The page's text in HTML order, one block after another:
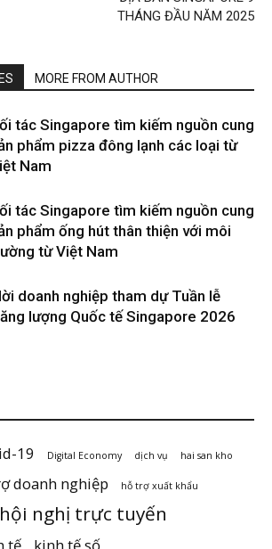
THÁNG ĐẦU NĂM 2025
MORE FROM AUTHOR
tác Singapore tìm kiếm nguồn cung
phẩm pizza đông lạnh các loại từ
Nam
tác Singapore tìm kiếm nguồn cung
phẩm ống hút thân thiện với môi
từ Việt Nam
doanh nghiệp tham dự Tuần lễ
lượng Quốc tế Singapore 2026
19 Digital Economy dịch vụ hai san kho
doanh nghiệp hỗ trợ xuất khẩu
hội nghị trực tuyến